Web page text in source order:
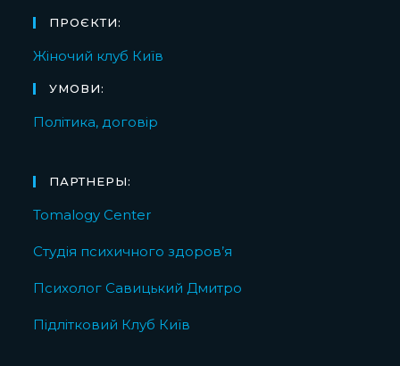
ПРОЄКТИ:
Жіночий клуб Київ
УМОВИ:
Політика, договір
ПАРТНЕРЫ:
Tomalogy Center
Студія психичного здоров’я
Психолог Савицький Дмитро
Підлітковий Клуб Київ